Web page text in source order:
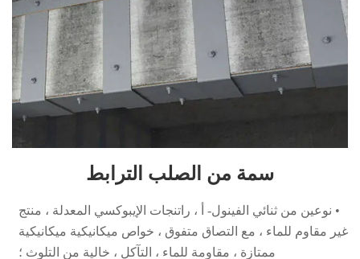
سمة من الصلب الترابط
• نوعين من ثنائي الفينول- أ ، راتنجات الإيبوكسي المعدلة ، منتج
غير مقاوم للماء ، مع التصاق متفوق ، خواص ميكانيكية ميكانيكية
ممتازة ، مقاومة للماء ، التآكل ، خالية من التلوث ؛